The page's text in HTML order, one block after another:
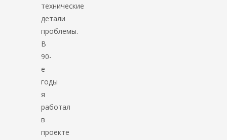
технические
детали
проблемы.
В
90-
е
годы
я
работал
в
проекте